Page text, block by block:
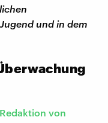
und in dem
von